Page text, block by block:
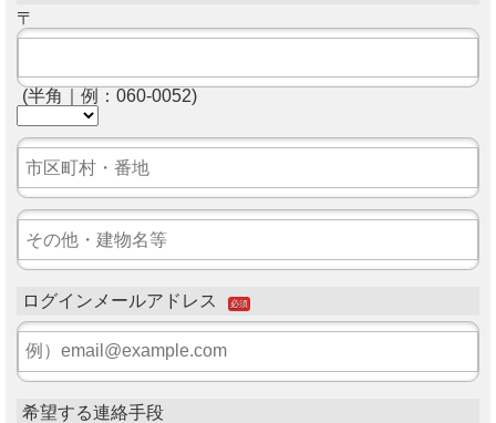
〒
(半角｜例：060-0052)
ログインメールアドレス 必須
希望する連絡手段